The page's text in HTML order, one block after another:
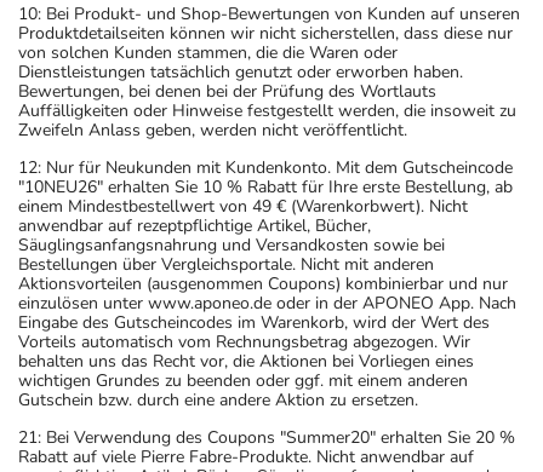
10: Bei Produkt- und Shop-Bewertungen von Kunden auf unseren
Produktdetailseiten können wir nicht sicherstellen, dass diese nur
von solchen Kunden stammen, die die Waren oder
Dienstleistungen tatsächlich genutzt oder erworben haben.
Bewertungen, bei denen bei der Prüfung des Wortlauts
Auffälligkeiten oder Hinweise festgestellt werden, die insoweit zu
Zweifeln Anlass geben, werden nicht veröffentlicht.
12: Nur für Neukunden mit Kundenkonto. Mit dem Gutscheincode
"10NEU26" erhalten Sie 10 % Rabatt für Ihre erste Bestellung, ab
einem Mindestbestellwert von 49 € (Warenkorbwert). Nicht
anwendbar auf rezeptpflichtige Artikel, Bücher,
Säuglingsanfangsnahrung und Versandkosten sowie bei
Bestellungen über Vergleichsportale. Nicht mit anderen
Aktionsvorteilen (ausgenommen Coupons) kombinierbar und nur
einzulösen unter www.aponeo.de oder in der APONEO App. Nach
Eingabe des Gutscheincodes im Warenkorb, wird der Wert des
Vorteils automatisch vom Rechnungsbetrag abgezogen. Wir
behalten uns das Recht vor, die Aktionen bei Vorliegen eines
wichtigen Grundes zu beenden oder ggf. mit einem anderen
Gutschein bzw. durch eine andere Aktion zu ersetzen.
21: Bei Verwendung des Coupons "Summer20" erhalten Sie 20 %
Rabatt auf viele Pierre Fabre-Produkte. Nicht anwendbar auf